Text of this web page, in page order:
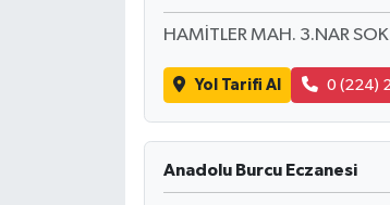
HAMİTLER MAH. 3.NAR
Yol Tarifi Al 0 (224)
Anadolu Burcu Eczanesi